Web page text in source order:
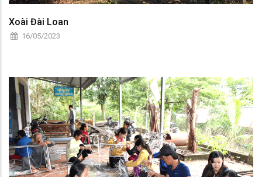
Xoài Đài Loan
16/05/2023